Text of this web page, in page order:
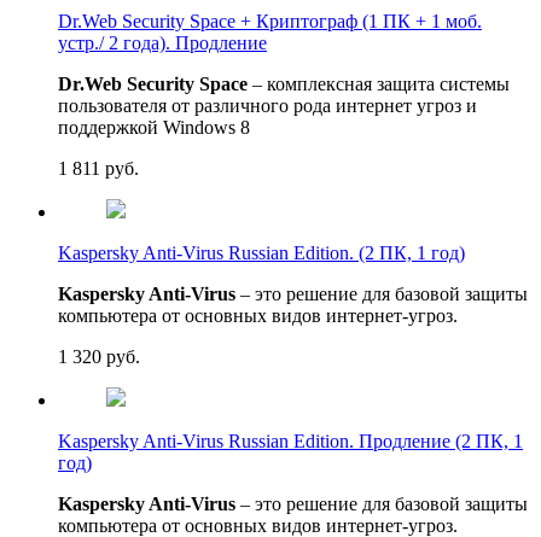
Dr.Web Security Space + Криптограф (1 ПК + 1 моб.
устр./ 2 года). Продление
Dr.Web Security Space – комплексная защита системы
пользователя от различного рода интернет угроз и
поддержкой Windows 8
1 811 руб.
Kaspersky Anti-Virus Russian Edition. (2 ПК, 1 год)
Kaspersky Anti-Virus – это решение для базовой защиты
компьютера от основных видов интернет-угроз.
1 320 руб.
Kaspersky Anti-Virus Russian Edition. Продление (2 ПК, 1
год)
Kaspersky Anti-Virus – это решение для базовой защиты
компьютера от основных видов интернет-угроз.